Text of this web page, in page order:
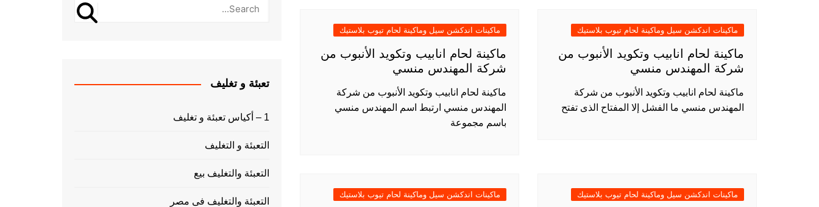
ماكينات اندكشن سيل وماكينة لحام تيوب بلاستيك
ماكينة لحام انابيب وتكويد الأنبوب من
شركة المهندس منسي
ماكينة لحام انابيب وتكويد الأنبوب من شركة
المهندس منسي ما الفشل إلا المفتاح الذى تفتح
ماكينات اندكشن سيل وماكينة لحام تيوب بلاستيك
ماكينة لحام انابيب وتكويد الأنبوب من
شركة المهندس منسي
ماكينة لحام انابيب وتكويد الأنبوب من شركة
المهندس منسي ارتبط اسم المهندس منسي
باسم مجموعة
ماكينات اندكشن سيل وماكينة لحام تيوب بلاستيك ماكينات اندكشن سيل وماكينة لحام تيوب بلاستيك
تعبئة و تغليف
1 – أكياس تعبئة و تغليف
التعبئة و التغليف
التعبئة والتغليف بيع
التعبئة والتغليف فى مصر